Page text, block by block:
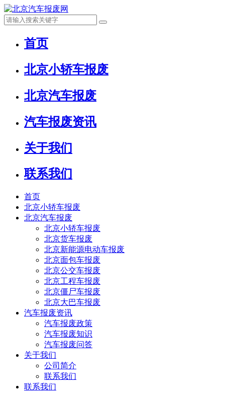
首页
北京小轿车报废
北京汽车报废
汽车报废资讯
关于我们
联系我们
首页
北京小轿车报废
北京汽车报废
北京小轿车报废
北京货车报废
北京新能源电动车报废
北京面包车报废
北京公交车报废
北京工程车报废
北京僵尸车报废
北京大巴车报废
汽车报废资讯
汽车报废政策
汽车报废知识
汽车报废问答
关于我们
公司简介
联系我们
联系我们